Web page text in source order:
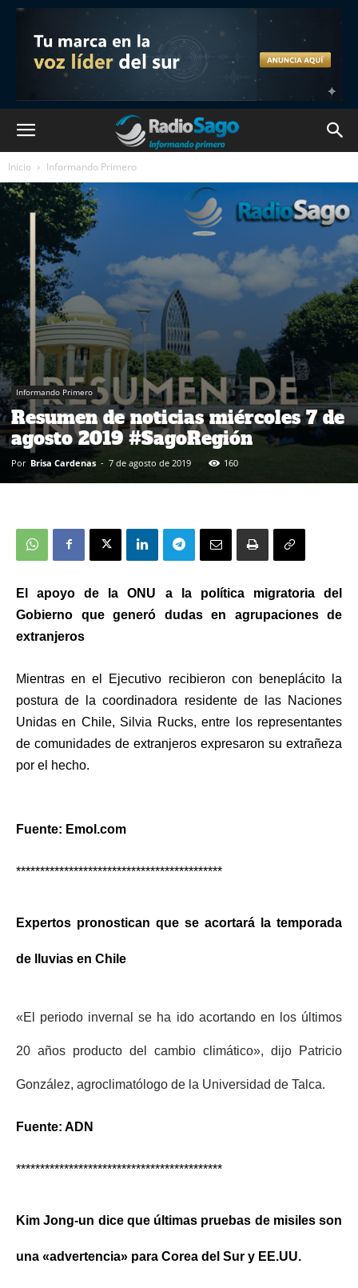
Inicio Informando Primero
Informando Primero
Resumen de noticias miércoles 7 de
agosto 2019 #SagoRegión
Por Brisa Cardenas - 7 de agosto de 2019 160
El apoyo de la ONU a la política migratoria del
Gobierno que generó dudas en agrupaciones de
extranjeros
Mientras en el Ejecutivo recibieron con beneplácito la
postura de la coordinadora residente de las Naciones
Unidas en Chile, Silvia Rucks, entre los representantes
de comunidades de extranjeros expresaron su extrañeza
por el hecho.
Fuente: Emol.com
*******************************************
Expertos pronostican que se acortará la temporada
de lluvias en Chile
«El periodo invernal se ha ido acortando en los últimos
20 años producto del cambio climático», dijo Patricio
González, agroclimatólogo de la Universidad de Talca.
Fuente: ADN
*******************************************
Kim Jong-un dice que últimas pruebas de misiles son
una «advertencia» para Corea del Sur y EE.UU.